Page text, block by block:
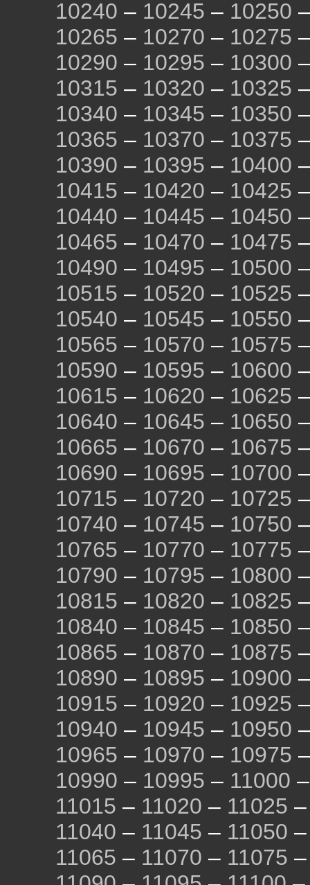
10240 – 10245 – 10250
10265 – 10270 – 10275
10290 – 10295 – 10300
10315 – 10320 – 10325
10340 – 10345 – 10350
10365 – 10370 – 10375
10390 – 10395 – 10400
10415 – 10420 – 10425
10440 – 10445 – 10450
10465 – 10470 – 10475
10490 – 10495 – 10500
10515 – 10520 – 10525
10540 – 10545 – 10550
10565 – 10570 – 10575
10590 – 10595 – 10600
10615 – 10620 – 10625
10640 – 10645 – 10650
10665 – 10670 – 10675
10690 – 10695 – 10700
10715 – 10720 – 10725
10740 – 10745 – 10750
10765 – 10770 – 10775
10790 – 10795 – 10800
10815 – 10820 – 10825
10840 – 10845 – 10850
10865 – 10870 – 10875
10890 – 10895 – 10900
10915 – 10920 – 10925
10940 – 10945 – 10950
10965 – 10970 – 10975
10990 – 10995 – 11000
11015 – 11020 – 11025
11040 – 11045 – 11050
11065 – 11070 – 11075